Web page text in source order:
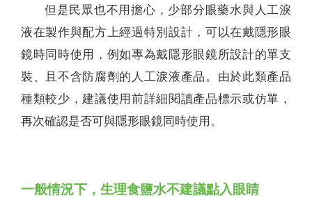
但是民眾也不用擔心，少部分眼藥水與人工淚
液在製作與配方上經過特別設計，可以在戴隱形眼
鏡時同時使用，例如專為戴隱形眼鏡所設計的單支
裝、且不含防腐劑的人工淚液產品。由於此類產品
種類較少，建議使用前詳細閱讀產品標示或仿單，
再次確認是否可與隱形眼鏡同時使用。
一般情況下，生理食鹽水不建議點入眼睛